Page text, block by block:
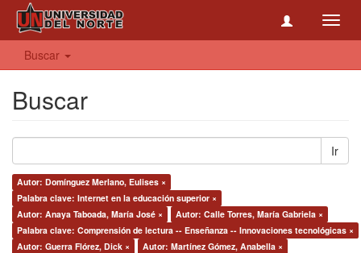
Buscar
Buscar
Ir
Autor: Domínguez Merlano, Eulises ×
Palabra clave: Internet en la educación superior ×
Autor: Anaya Taboada, María José ×
Autor: Calle Torres, María Gabriela ×
Palabra clave: Comprensión de lectura -- Enseñanza -- Innovaciones tecnológicas ×
Autor: Guerra Flórez, Dick ×
Autor: Martínez Gómez, Anabella ×